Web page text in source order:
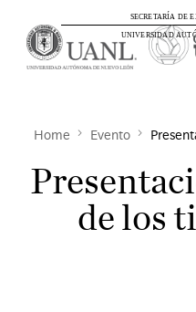
UNIVERSIDAD
SECRETARÍA DE
Home Evento
de los